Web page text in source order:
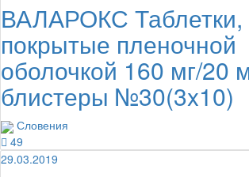
ВАЛАРОКС Таблетки,
покрытые пленочной
оболочкой 160 мг/20
блистеры №30(3x10)
Словения
49
29.03.2019